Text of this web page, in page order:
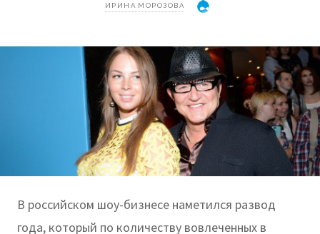
ИРИНА МОРОЗОВА
В российском шоу-бизнесе наметился развод
года, который по количеству вовлеченных в